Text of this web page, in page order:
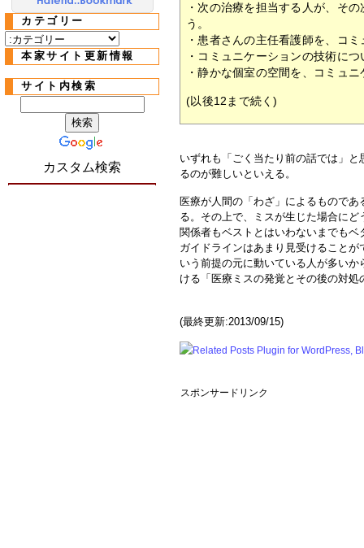
・次の治療を担当する人が、そ
う。
・患者さんの主任看護師を、コ
・コミュニケーションの技術に
・静かな個室の空間を、コミュ
(以後12まで続く)
いずれも「ごく当たり前の話では」
るのが難しいといえる。
医療が人間の「わざ」によるもので
る。その上で、ミスが生じた場合に
関係者もベストとはいわないまでも
ガイドラインはあまり見受けること
いう前提の元に動いている人が多い
ける「医療ミスの発覚とその後の対
(最終更新:2013/09/15)
スポンサードリンク
カテゴリー
本家サイト更新情報
サイト内検索
カスタム検索